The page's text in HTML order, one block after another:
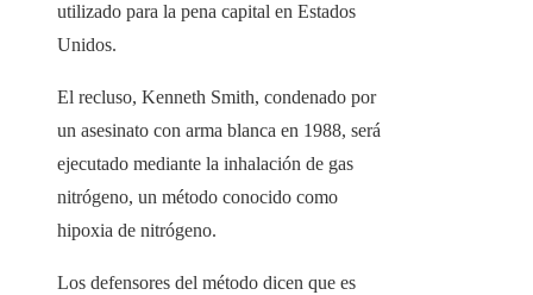
utilizado para la pena capital en Estados
Unidos.
El recluso, Kenneth Smith, condenado por
un asesinato con arma blanca en 1988, será
ejecutado mediante la inhalación de gas
nitrógeno, un método conocido como
hipoxia de nitrógeno.
Los defensores del método dicen que es